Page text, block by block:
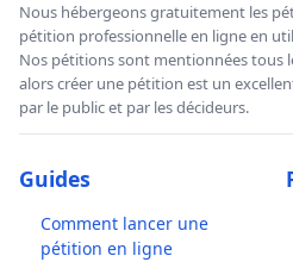
Nous hébergeons gratuitement les
pétition professionnelle en ligne en
Nos pétitions sont mentionnées tous
alors créer une pétition est un
par le public et par les décideurs.
Guides
Comment lancer une
pétition en ligne